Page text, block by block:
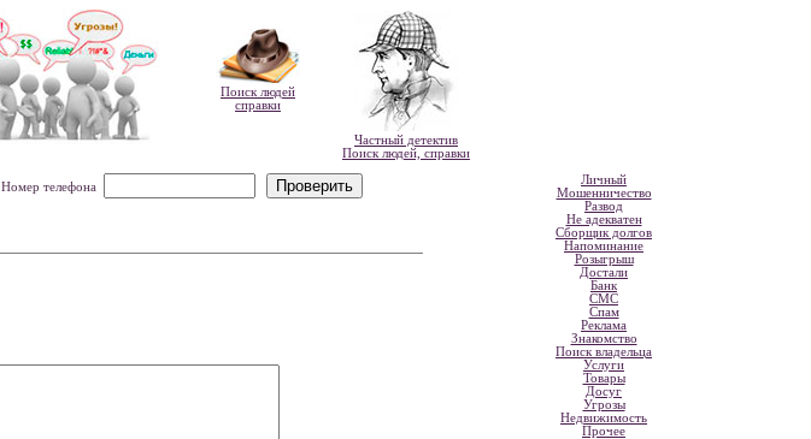
Поиск людей
справки
Частный детектив
Поиск людей, справки
Номер телефона
Личный
Мошенничество
Развод
Не адекватен
Сборщик долгов
Напоминание
Розыгрыш
Достали
Банк
СМС
Спам
Реклама
Знакомство
Поиск владельца
Услуги
Товары
Досуг
Угрозы
Недвижимость
Прочее